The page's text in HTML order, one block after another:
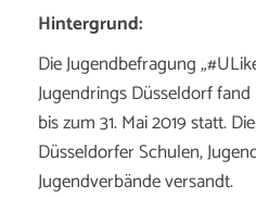
Hintergrund:
Die Jugendbefragung
Jugendrings Düsseldorf
bis zum 31. Mai 2019 statt.
Düsseldorfer Schulen,
Jugendverbände versandt.